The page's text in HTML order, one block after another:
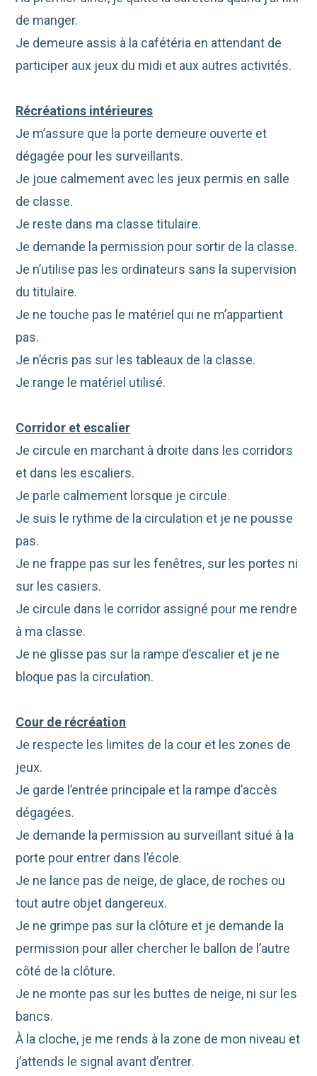
de manger.
Je demeure assis à la cafétéria en attendant de
participer aux jeux du midi et aux autres activités.
Récréations intérieures
Je m’assure que la porte demeure ouverte et
dégagée pour les surveillants.
Je joue calmement avec les jeux permis en salle
de classe.
Je reste dans ma classe titulaire.
Je demande la permission pour sortir de la classe.
Je n’utilise pas les ordinateurs sans la supervision
du titulaire.
Je ne touche pas le matériel qui ne m’appartient
pas.
Je n’écris pas sur les tableaux de la classe.
Je range le matériel utilisé.
Corridor et escalier
Je circule en marchant à droite dans les corridors
et dans les escaliers.
Je parle calmement lorsque je circule.
Je suis le rythme de la circulation et je ne pousse
pas.
Je ne frappe pas sur les fenêtres, sur les portes ni
sur les casiers.
Je circule dans le corridor assigné pour me rendre
à ma classe.
Je ne glisse pas sur la rampe d’escalier et je ne
bloque pas la circulation.
Cour de récréation
Je respecte les limites de la cour et les zones de
jeux.
Je garde l’entrée principale et la rampe d’accès
dégagées.
Je demande la permission au surveillant situé à la
porte pour entrer dans l’école.
Je ne lance pas de neige, de glace, de roches ou
tout autre objet dangereux.
Je ne grimpe pas sur la clôture et je demande la
permission pour aller chercher le ballon de l’autre
côté de la clôture.
Je ne monte pas sur les buttes de neige, ni sur les
bancs.
À la cloche, je me rends à la zone de mon niveau et
j’attends le signal avant d’entrer.